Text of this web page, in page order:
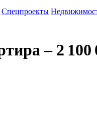
Спецпроекты
‒ 2 100